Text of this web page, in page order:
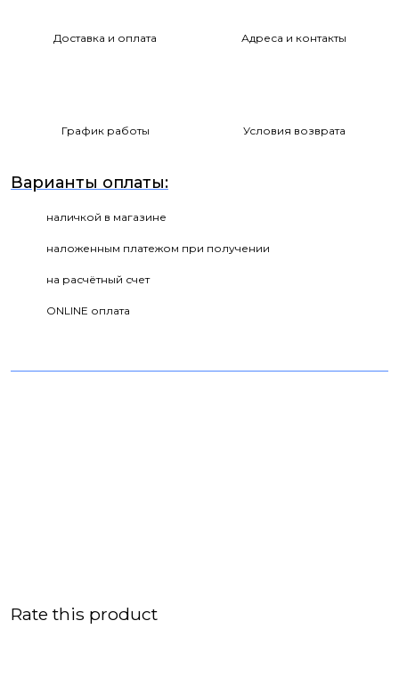
Доставка и оплата Адреса и контакты
График работы Условия возврата
Варианты оплаты:
наличкой в магазине
наложенным платежом при получении
на расчётный счет
ONLINE оплата
Rate this product